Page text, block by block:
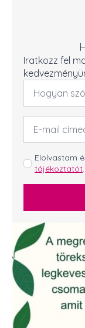
Iratkozz fel
Név
Email
cím
GDPR
*
Elolvastam
tájékoztatót.